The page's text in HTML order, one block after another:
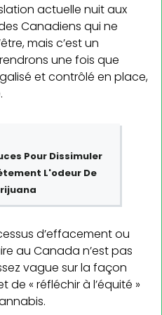
actuelle nuit aux
Canadiens qui ne
mais c’est un
une fois que
et contrôlé en place,
Pour Dissimuler
L'odeur De
d’effacement ou
au Canada n’est pas
vague sur la façon
de « réfléchir à l’équité »